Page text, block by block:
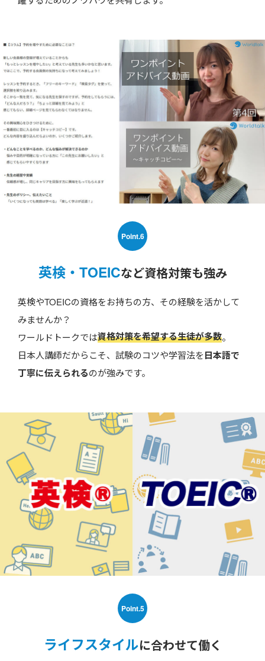
Point.6
英検・TOEICなど資格対策も強み
英検やTOEICの資格をお持ちの方、その経験を活かして
みませんか？
ワールドトークでは資格対策を希望する生徒が多数。
日本人講師だからこそ、試験のコツや学習法を日本語で
丁寧に伝えられるのが強みです。
Point.5
ライフスタイルに合わせて働く